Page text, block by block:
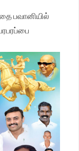
பவானியில்